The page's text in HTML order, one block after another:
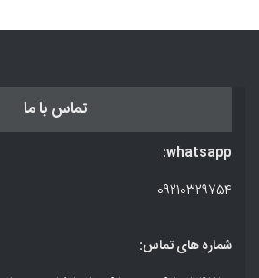
تماس با ما
whatsapp:
09210329754
شماره های تماس: